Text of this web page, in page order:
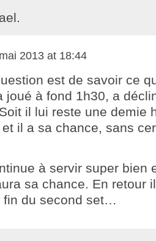
2013 at 18:44
est de savoir ce
à fond 1h30, a
il lui reste une demie
il a sa chance, sans
à servir super bien
sa chance. En retour
fin du second set…